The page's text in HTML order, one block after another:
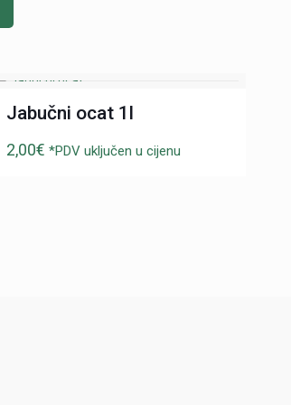
Jabučni ocat 1l
2,00€ *PDV uključen u cijenu